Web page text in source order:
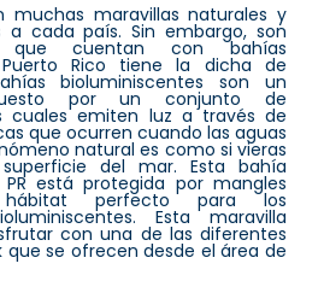
muchas maravillas naturales y
a cada país. Sin embargo, son
cuentan con bahías
Rico tiene la dicha de
bioluminiscentes son un
por un conjunto de
cuales emiten luz a través de
que ocurren cuando las aguas
natural es como si vieras
del mar. Esta bahía
está protegida por mangles
perfecto para los
Esta maravilla
con una de las diferentes
que se ofrecen desde el área de